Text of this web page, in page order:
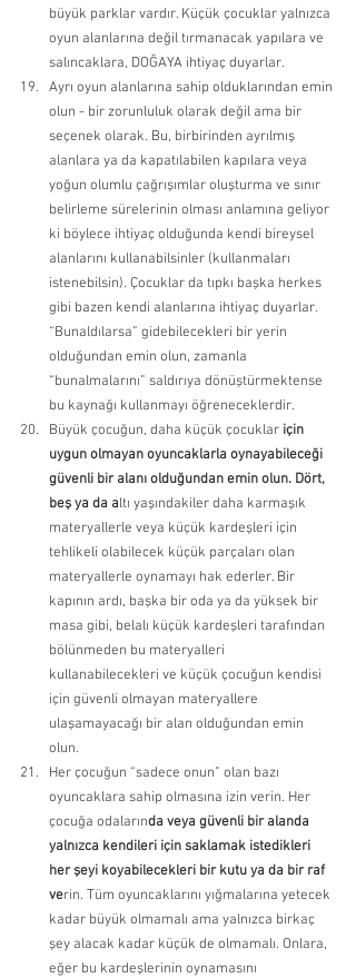
büyük parklar vardır. Küçük çocuklar yalnızca
oyun alanlarına değil tırmanacak yapılara ve
salıncaklara, DOĞAYA ihtiyaç duyarlar.
Ayrı oyun alanlarına sahip olduklarından emin
olun - bir zorunluluk olarak değil ama bir
seçenek olarak. Bu, birbirinden ayrılmış
alanlara ya da kapatılabilen kapılara veya
yoğun olumlu çağrışımlar oluşturma ve sınır
belirleme sürelerinin olması anlamına geliyor
ki böylece ihtiyaç olduğunda kendi bireysel
alanlarını kullanabilsinler (kullanmaları
istenebilsin). Çocuklar da tıpkı başka herkes
gibi bazen kendi alanlarına ihtiyaç duyarlar.
“Bunaldılarsa” gidebilecekleri bir yerin
olduğundan emin olun, zamanla
“bunalmalarını” saldırıya dönüştürmektense
bu kaynağı kullanmayı öğreneceklerdir.
Büyük çocuğun, daha küçük çocuklar için
uygun olmayan oyuncaklarla oynayabileceği
güvenli bir alanı olduğundan emin olun. Dört,
beş ya da altı yaşındakiler daha karmaşık
materyallerle veya küçük kardeşleri için
tehlikeli olabilecek küçük parçaları olan
materyallerle oynamayı hak ederler. Bir
kapının ardı, başka bir oda ya da yüksek bir
masa gibi, belalı küçük kardeşleri tarafından
bölünmeden bu materyalleri
kullanabilecekleri ve küçük çocuğun kendisi
için güvenli olmayan materyallere
ulaşamayacağı bir alan olduğundan emin
olun.
Her çocuğun “sadece onun” olan bazı
oyuncaklara sahip olmasına izin verin. Her
çocuğa odalarında veya güvenli bir alanda
yalnızca kendileri için saklamak istedikleri
her şeyi koyabilecekleri bir kutu ya da bir raf
verin. Tüm oyuncaklarını yığmalarına yetecek
kadar büyük olmamalı ama yalnızca birkaç
şey alacak kadar küçük de olmamalı. Onlara,
eğer bu kardeşlerinin oynamasını